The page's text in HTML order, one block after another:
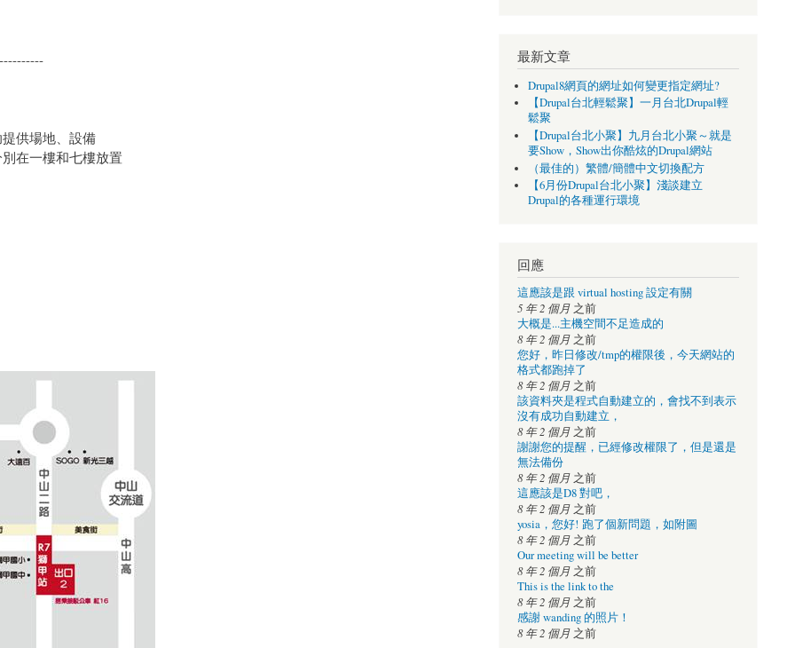
供場地、設備
在一樓和七樓放置
最新文章
Drupal8網頁的網址如何變更指定網址?
【Drupal台北輕鬆聚】一月台北Drupal輕
鬆聚
【Drupal台北小聚】九月台北小聚～就是
要Show，Show出你酷炫的Drupal網站
（最佳的）繁體/簡體中文切換配方
【6月份Drupal台北小聚】淺談建立
Drupal的各種運行環境
回應
這應該是跟 virtual hosting 設定有關
5 年 2 個月之前
大概是...主機空間不足造成的
8 年 2 個月之前
您好，昨日修改/tmp的權限後，今天網站的
格式都跑掉了
8 年 2 個月之前
該資料夾是程式自動建立的，會找不到表示
沒有成功自動建立，
8 年 2 個月之前
謝謝您的提醒，已經修改權限了，但是還是
無法備份
8 年 2 個月之前
這應該是D8 對吧，
8 年 2 個月之前
yosia，您好! 跑了個新問題，如附圖
8 年 2 個月之前
Our meeting will be better
8 年 2 個月之前
This is the link to the
8 年 2 個月之前
感謝 wanding 的照片！
8 年 2 個月之前